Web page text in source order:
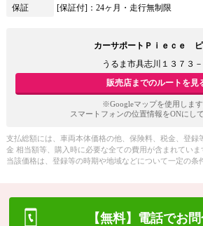
保証
[保証付]：24ヶ月・走行無制限
カーサポートＰｉｅｃｅ
うるま市具志川１３７３－
販売店までのルートを見
※Googleマップを使用します
スマートフォンの位置情報をONにし
支払総額には、車両本体価格の他、保険料、税金、登録
金 相当額等、購入時に必要な全ての費用が含まれていま
当該価格は、登録等の時期や地域などについて一定の条
【無料】電話でお